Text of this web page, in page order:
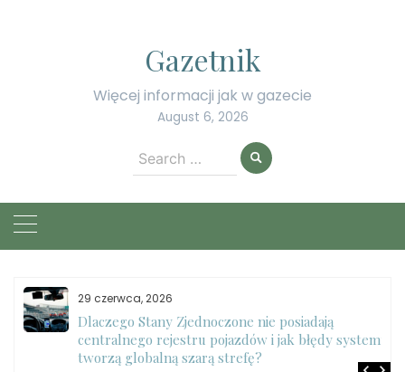
Gazetnik
Więcej informacji jak w gazecie
August 6, 2026
Search
for:
29 czerwca, 2026
Dlaczego Stany Zjednoczone nie posiadają
centralnego rejestru pojazdów i jak błędy systemu
tworzą globalną szarą strefę?